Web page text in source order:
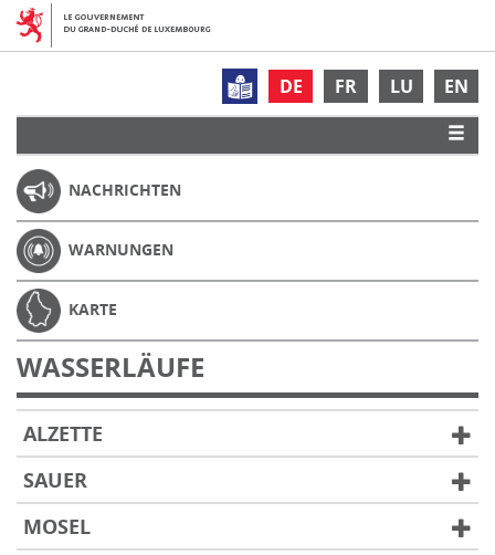
DE FR LU EN
NACHRICHTEN
WARNUNGEN
KARTE
WASSERLÄUFE
ALZETTE
SAUER
MOSEL